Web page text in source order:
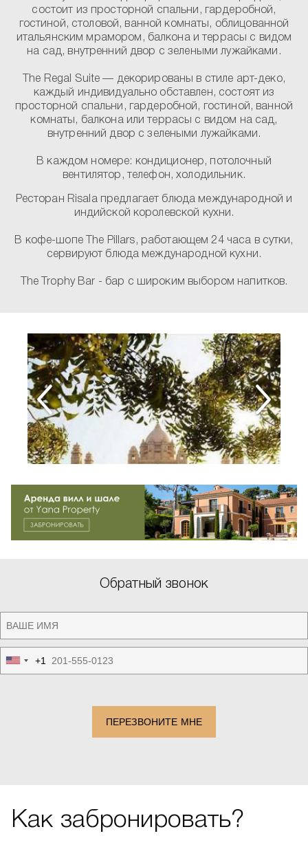
состоит из просторной спальни, гардеробной,
гостиной, столовой, ванной комнаты, облицованной
итальянским мрамором, балкона и террасы с видом
на сад, внутренний двор с зелеными лужайками.
The Regal Suite — декорированы в cтиле арт-деко,
каждый индивидуально обставлен, состоят из
просторной спальни, гардеробной, гостиной, ванной
комнаты, балкона или террасы с видом на сад,
внутренний двор с зелеными лужайками.
В каждом номере: кондиционер, потолочный
вентилятор, телефон, холодильник.
Ресторан Risala предлагает блюда международной и
индийской королевской кухни.
В кофе-шопе The Pillars, работающем 24 часа в сутки,
сервируют блюда международной кухни.
The Trophy Bar - бар с широким выбором напитков.
Обратный звонок
United
States
+1
ПЕРЕЗВОНИТЕ МНЕ
Как забронировать?